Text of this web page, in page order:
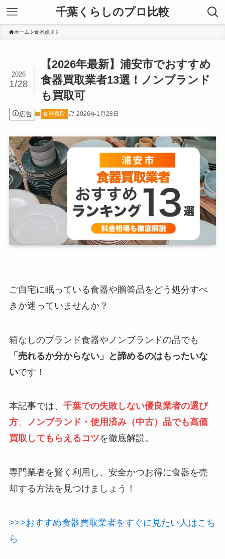
千葉くらしのプロ比較
ホーム 食器買取
【2026年最新】浦安市でおすすめ
食器買取業者13選！ノンブランド
も買取可
2026
1/28
広告 食器買取 2026年1月28日
ご自宅に眠っている食器や贈答品をどう処分すべ
きか迷っていませんか？
箱なしのブランド食器やノンブランドの品でも
「売れるか分からない」と諦めるのはもったいな
いです！
本記事では、 千葉での失敗しない優良業者の選び
方、
ノンブランド・使用済み（中古）品でも高価
買取してもらえるコツを徹底解説。
専門業者を賢く利用し、安全かつお得に食器を売
却する方法を見つけましょう！
>>>おすすめ食器買取業者をすぐに見たい人はこち
ら